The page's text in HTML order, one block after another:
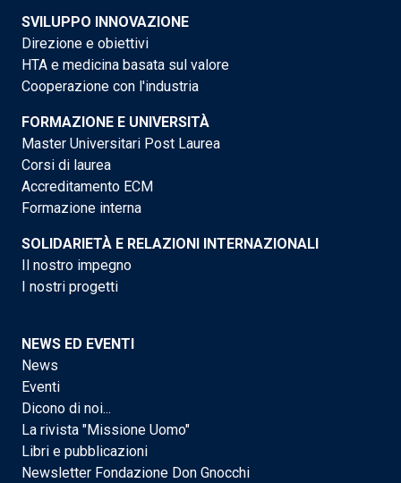
SVILUPPO INNOVAZIONE
Direzione e obiettivi
HTA e medicina basata sul valore
Cooperazione con l'industria
FORMAZIONE E UNIVERSITÀ
Master Universitari Post Laurea
Corsi di laurea
Accreditamento ECM
Formazione interna
SOLIDARIETÀ E RELAZIONI INTERNAZIONALI
Il nostro impegno
I nostri progetti
NEWS ED EVENTI
News
Eventi
Dicono di noi...
La rivista "Missione Uomo"
Libri e pubblicazioni
Newsletter Fondazione Don Gnocchi